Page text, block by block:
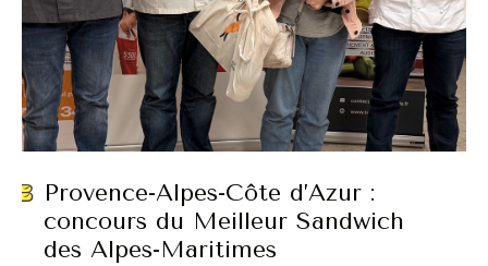
Provence-Alpes-Côte d’Azur :
concours du Meilleur Sandwich
des Alpes-Maritimes